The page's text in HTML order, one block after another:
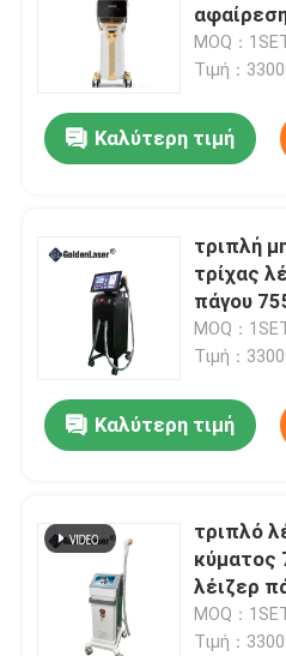
διόδων
MOQ：
Τιμή：
Καλύτερη τιμή
τριπλή
τρίχας
πάγου
3500W
MOQ：
Τιμή：
Καλύτερη τιμή
τριπλό
κύματος
λέιζερ
MOQ：
Τιμή：